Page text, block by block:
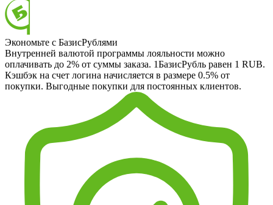
Экономьте с БазисРублями
Внутренней валютой программы лояльности можно
оплачивать до 2% от суммы заказа. 1БазисРубль равен 1 RUB.
Кэшбэк на счет логина начисляется в размере 0.5% от
покупки. Выгодные покупки для постоянных клиентов.